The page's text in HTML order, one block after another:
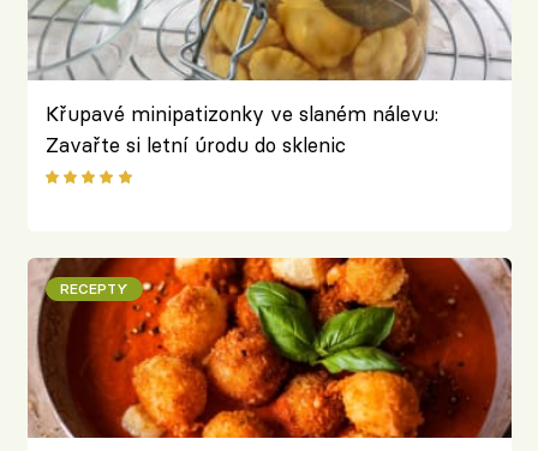
Křupavé minipatizonky ve slaném nálevu:
Zavařte si letní úrodu do sklenic
RECEPTY